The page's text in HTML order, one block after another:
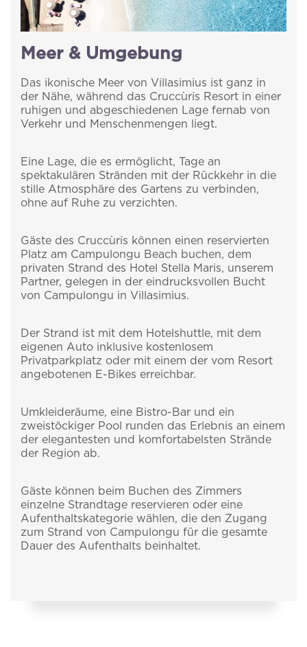
Meer & Umgebung
Das ikonische Meer von Villasimius ist ganz in
der Nähe, während das Cruccùris Resort in einer
ruhigen und abgeschiedenen Lage fernab von
Verkehr und Menschenmengen liegt.
Eine Lage, die es ermöglicht, Tage an
spektakulären Stränden mit der Rückkehr in die
stille Atmosphäre des Gartens zu verbinden,
ohne auf Ruhe zu verzichten.
Gäste des Cruccùris können einen reservierten
Platz am Campulongu Beach buchen, dem
privaten Strand des Hotel Stella Maris, unserem
Partner, gelegen in der eindrucksvollen Bucht
von Campulongu in Villasimius.
Der Strand ist mit dem Hotelshuttle, mit dem
eigenen Auto inklusive kostenlosem
Privatparkplatz oder mit einem der vom Resort
angebotenen E-Bikes erreichbar.
Umkleideräume, eine Bistro-Bar und ein
zweistöckiger Pool runden das Erlebnis an einem
der elegantesten und komfortabelsten Strände
der Region ab.
Gäste können beim Buchen des Zimmers
einzelne Strandtage reservieren oder eine
Aufenthaltskategorie wählen, die den Zugang
zum Strand von Campulongu für die gesamte
Dauer des Aufenthalts beinhaltet.